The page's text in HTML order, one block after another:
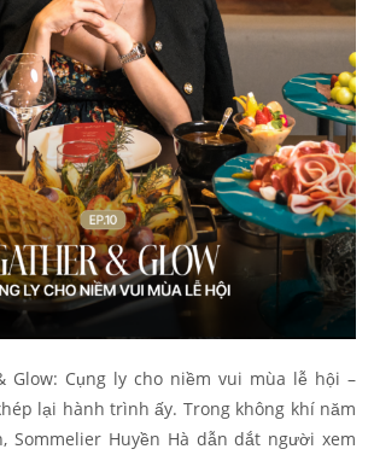
Glow: Cụng ly cho niềm vui mùa lễ hội –
lại hành trình ấy. Trong không khí năm
Sommelier Huyền Hà dẫn dắt người xem